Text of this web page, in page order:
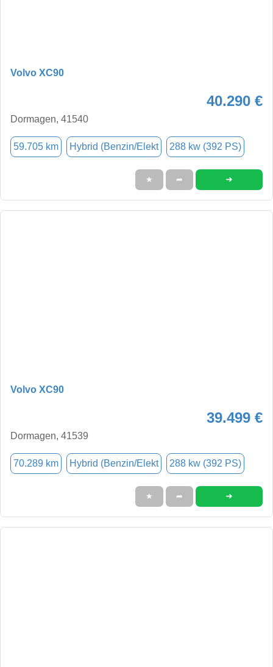
Volvo XC90
40.290 €
Dormagen, 41540
59.705 km Hybrid (Benzin/Elekt 288 kw (392 PS)
★ ➦ ➜
Volvo XC90
39.499 €
Dormagen, 41539
70.289 km Hybrid (Benzin/Elekt 288 kw (392 PS)
★ ➦ ➜